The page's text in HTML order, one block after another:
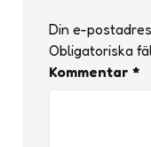
Din e-
Obligatoriska
Kommentar *